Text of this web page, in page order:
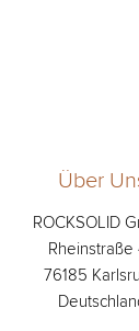
Über
ROCKSOLID
Rheinstraße
76185